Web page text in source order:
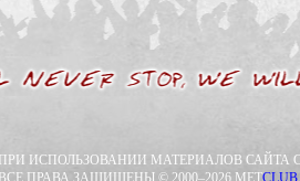
ПРИ ИСПОЛЬЗОВАНИИ МАТЕРИАЛОВ САЙТА
ВСЕ ПРАВА ЗАЩИЩЕНЫ © 2000–2026 METCLUB.